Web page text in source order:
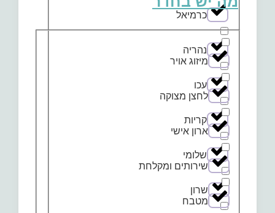
כרמיאל
נהריה
עכו
קריות
שלומי
שרון
מיזוג אויר
לחצן מצוקה
ארון אישי
שירותים ומקלחת
מטבח